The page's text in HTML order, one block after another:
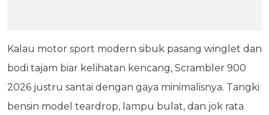
Kalau motor sport modern sibuk pasang winglet dan
bodi tajam biar kelihatan kencang, Scrambler 900
2026 justru santai dengan gaya minimalisnya. Tangki
bensin model teardrop, lampu bulat, dan jok rata